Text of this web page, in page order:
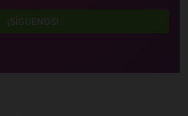
¡SÍGUENOS!